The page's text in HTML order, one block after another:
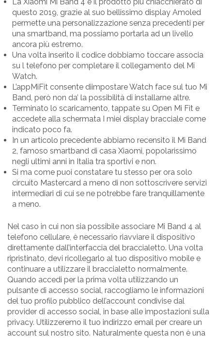
questo 2019, grazie al suo bellissimo display Amoled
permette una personalizzazione senza precedenti per
una smartband, ma possiamo portarla ad un livello
ancora più estremo.
Una volta inserito il codice dobbiamo toccare associa
su l telefono per completare il collegamento del Mi
Watch.
L’appMiFit consente diimpostare Watch face sul tuo Mi
Band, però non da’ la possibilità di installarne altre.
Terminato lo scaricamento, tappate su Open Mi Fit e
accedete alla schermata I miei display bracciale come
indicato poco fa.
In un articolo precedente abbiamo recensito il Mi Band
2, famoso smartband di casa Xiaomi, popolarissimo
negli ultimi anni in Italia tra sportivi e non.
Si ma come puoi constatare tu stesso per ora solo
circuito Mastercard a meno di non sottoscrivere servizi
intermediari di cui se ne potrebbe fare tranquillamente
a meno.
Nel caso in cui non sia possibile associare Mi Band 4 al
telefono cellulare, è necessario riavviare il dispositivo
direttamente dall’interfaccia del braccialetto. Una volta
ripristinato, devi ricollegarlo al tuo dispositivo mobile e
continuare a utilizzare il braccialetto normalmente.
Quando accedi per la prima volta utilizzando un
pulsante di accesso social, raccogliamo le informazioni
del tuo profilo pubblico dell’account condivise dal
provider di accesso social, in base alle impostazioni sulla
privacy. Utilizzeremo il tuo indirizzo email per creare un
account sul nostro sito. Naturalmente questa non è una